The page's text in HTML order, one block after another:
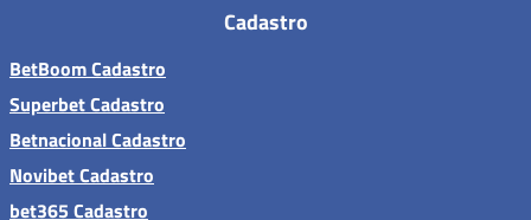
Cadastro
BetBoom Cadastro
Superbet Cadastro
Betnacional Cadastro
Novibet Cadastro
bet365 Cadastro